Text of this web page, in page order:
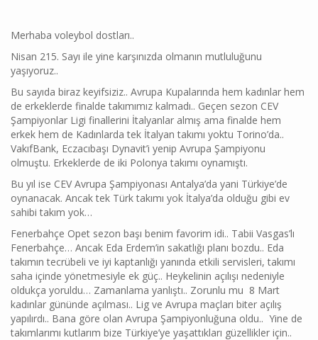
Merhaba voleybol dostları..
Nisan 215. Sayı ile yine karşınızda olmanın mutluluğunu
yaşıyoruz..
Bu sayıda biraz keyifsiziz.. Avrupa Kupalarında hem kadınlar hem
de erkeklerde finalde takımımız kalmadı.. Geçen sezon CEV
Şampiyonlar Ligi finallerini İtalyanlar almış ama finalde hem
erkek hem de Kadınlarda tek İtalyan takımı yoktu Torino’da..
VakıfBank, Eczacıbaşı Dynavit’i yenip Avrupa Şampiyonu
olmuştu. Erkeklerde de iki Polonya takımı oynamıştı.
Bu yıl ise CEV Avrupa Şampiyonası Antalya’da yani Türkiye’de
oynanacak. Ancak tek Türk takımı yok İtalya’da olduğu gibi ev
sahibi takım yok…
Fenerbahçe Opet sezon başı benim favorim idi.. Tabii Vasgas’lı
Fenerbahçe… Ancak Eda Erdem’in sakatlığı planı bozdu.. Eda
takımın tecrübeli ve iyi kaptanlığı yanında etkili servisleri, takımı
saha içinde yönetmesiyle ek güç.. Heykelinin açılışı nedeniyle
oldukça yoruldu… Zamanlama yanlıştı.. Zorunlu mu 8 Mart
kadınlar gününde açılması.. Lig ve Avrupa maçları biter açılış
yapılırdı.. Bana göre olan Avrupa Şampiyonluğuna oldu.. Yine de
takımlarımı kutlarım bize Türkiye’ye yaşattıkları güzellikler için..